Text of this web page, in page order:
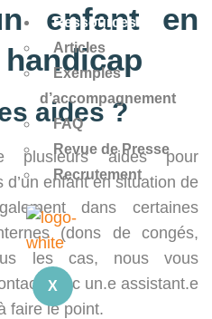
Ressources
Articles
Exemples
d’accompagnement
FAQ
Revue de Presse
Recrutement
X
enfant en
aides ?
plusieurs aides pour
enfant en situation de
dans certaines
(dons de congés,
les cas, nous vous
avec un.e assistant.e
faire le point.